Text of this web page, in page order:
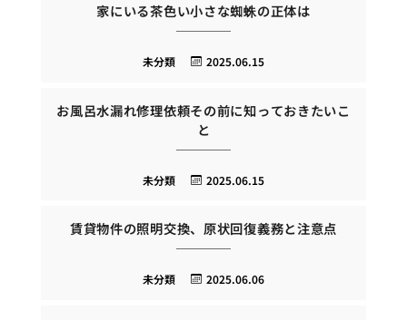
家にいる茶色い小さな蜘蛛の正体は
2025.06.15
未分類
お風呂水漏れ修理依頼その前に知っておきたいこ
と
2025.06.15
未分類
賃貸物件の照明交換、原状回復義務と注意点
2025.06.06
未分類